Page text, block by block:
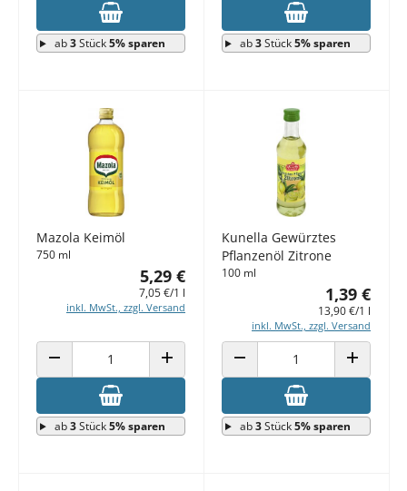
ab3Stück5% sparen ab3Stück5% sparen
Mazola Keimöl
750 ml
5,29 €
7,05 €/1 l
inkl. MwSt., zzgl. Versand
ANZAHL VERRINGERN ANZAHL ERHÖHEN
ab3Stück5% sparen
Kunella Gewürztes
Pflanzenöl Zitrone
100 ml
1,39 €
13,90 €/1 l
inkl. MwSt., zzgl. Versand
ANZAHL VERRINGERN ANZAHL
ab3Stück5% sparen